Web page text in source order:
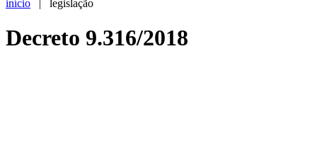
início | legislação
Decreto 9.316/2018